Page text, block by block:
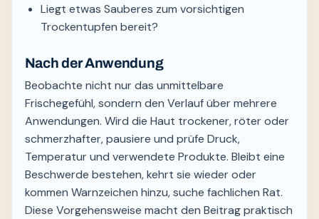
Liegt etwas Sauberes zum vorsichtigen
Trockentupfen bereit?
Nach der Anwendung
Beobachte nicht nur das unmittelbare
Frischegefühl, sondern den Verlauf über mehrere
Anwendungen. Wird die Haut trockener, röter oder
schmerzhafter, pausiere und prüfe Druck,
Temperatur und verwendete Produkte. Bleibt eine
Beschwerde bestehen, kehrt sie wieder oder
kommen Warnzeichen hinzu, suche fachlichen Rat.
Diese Vorgehensweise macht den Beitrag praktisch